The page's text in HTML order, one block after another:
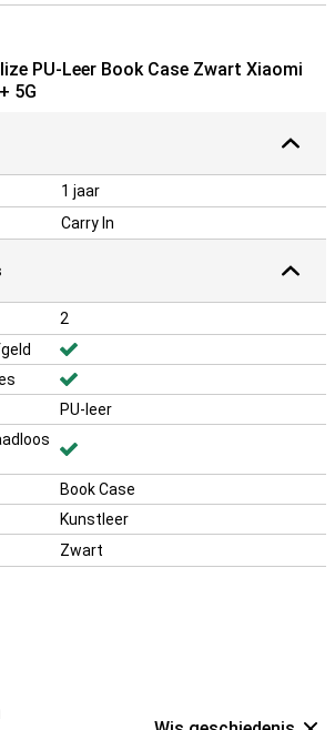
PU-Leer Book Case Zwart Xiaomi
5G
1 jaar
Carry In
2
PU-leer
Book Case
Kunstleer
Zwart